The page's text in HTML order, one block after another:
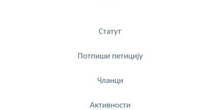
Статут
Потпиши петицију
Чланци
Активности